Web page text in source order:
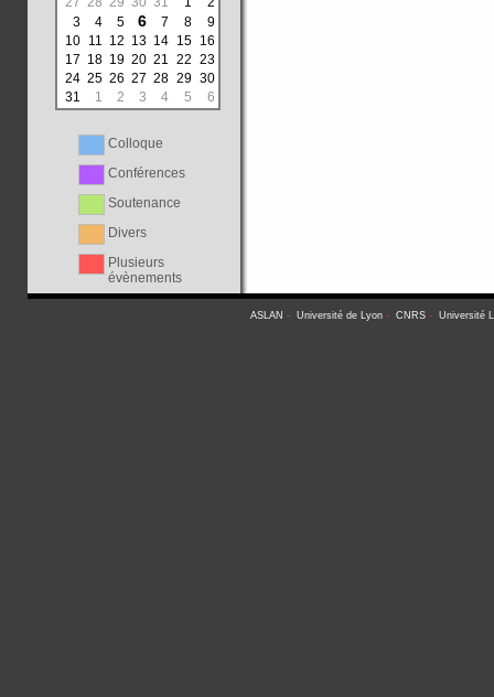
3
4 5 6 7 8
9
10 11 12 13 14 15 16
17 18 19 20 21 22 23
24 25 26 27 28 29 30
31
1 2 3 4 5 6
Colloque
Conférences
Soutenance
Divers
Plusieurs
évènements
ASLAN - Université de Lyon- CNRS- Université